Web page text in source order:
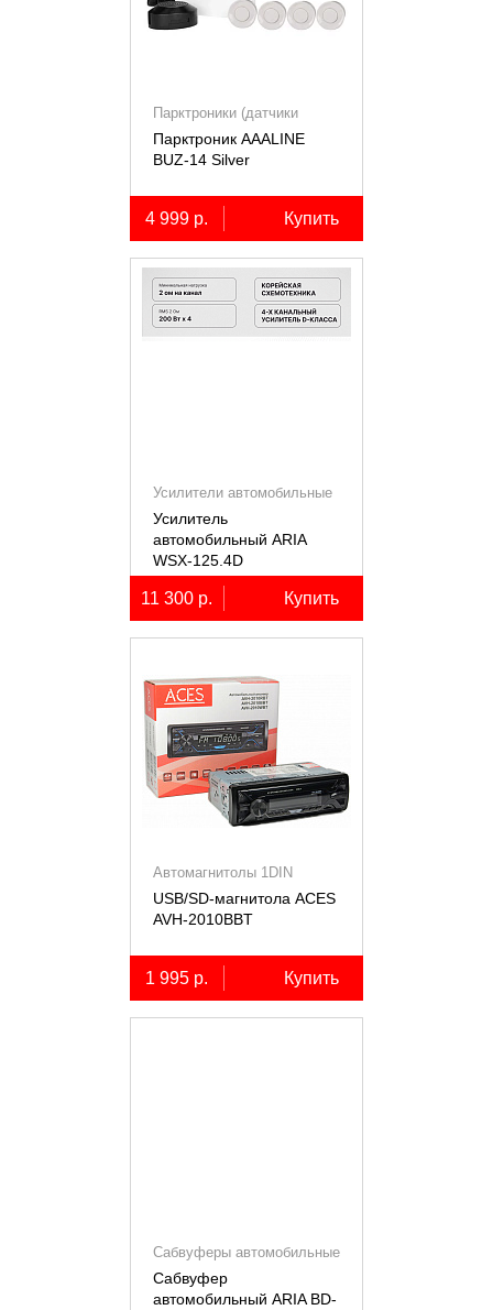
Парктроники (датчики
парковки)
Парктроник AAALINE
BUZ-14 Silver
4 999 р. Купить
Усилители автомобильные
Усилитель
автомобильный ARIA
WSX-125.4D
четырёхканальный,
4х125Вт (4Ом)
11 300 р. Купить
Автомагнитолы 1DIN
USB/SD-магнитола ACES
AVH-2010BBT
1 995 р. Купить
Сабвуферы автомобильные
Сабвуфер
автомобильный ARIA BD-